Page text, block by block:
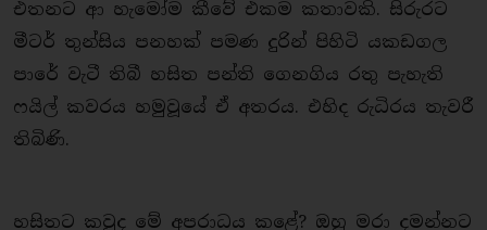
එතනට ආ හැමෝම කීවේ එකම කතාවකි. සිරුරට
මීටර් තුන්සිය පනහක් පමණ දුරින් පිහිටි යකඩගල
පාරේ වැටී තිබී හසිත පන්ති ගෙනගිය රතු පැහැති
ෆයිල් කවරය හමුවූයේ ඒ අතරය. එහිද රුධිරය තැවරී
තිබිණි.
හසිතට කවුද මේ අපරාධය කළේ? ඔහු මරා දමන්නට